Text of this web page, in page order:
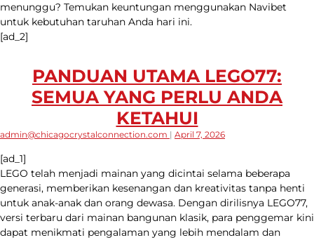
menunggu? Temukan keuntungan menggunakan Navibet
untuk kebutuhan taruhan Anda hari ini.
[ad_2]
PANDUAN UTAMA LEGO77:
SEMUA YANG PERLU ANDA
KETAHUI
admin@chicagocrystalconnection.com | April 7, 2026
[ad_1]
LEGO telah menjadi mainan yang dicintai selama beberapa
generasi, memberikan kesenangan dan kreativitas tanpa henti
untuk anak-anak dan orang dewasa. Dengan dirilisnya LEGO77,
versi terbaru dari mainan bangunan klasik, para penggemar kini
dapat menikmati pengalaman yang lebih mendalam dan